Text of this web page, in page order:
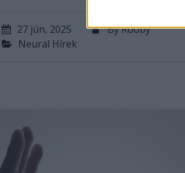
27 jún, 2025 ByRooby
Neural Hírek